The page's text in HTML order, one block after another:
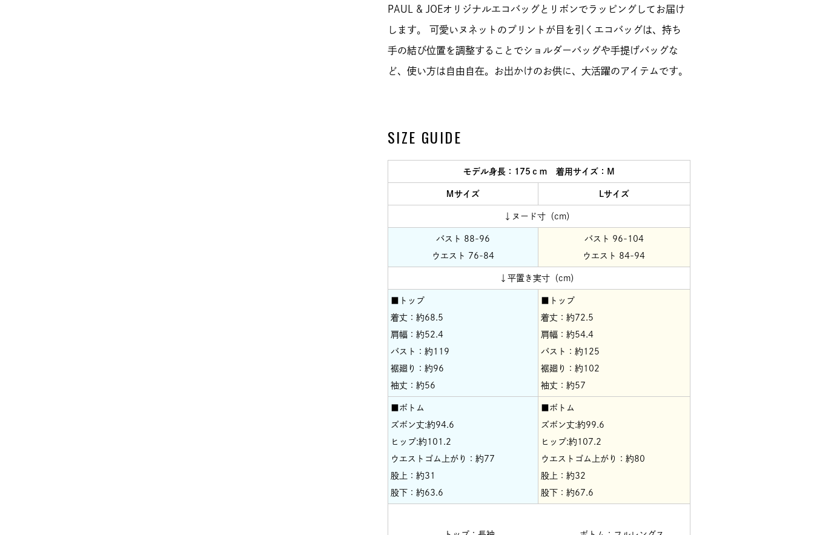
PAUL & JOEオリジナルエコバッグとリボンでラッピングしてお届け
します。 可愛いヌネットのプリントが目を引くエコバッグは、持ち
手の結び位置を調整することでショルダーバッグや手提げバッグな
ど、使い方は自由自在。お出かけのお供に、大活躍のアイテムです。
SIZE GUIDE
モデル身長：175ｃｍ 着用サイズ：M
Ｍサイズ Lサイズ
↓ヌード寸（cm）
バスト 88-96
ウエスト 76-84
バスト 96-104
ウエスト 84-94
↓平置き実寸（cm）
■トップ
着丈：約68.5
肩幅：約52.4
バスト：約119
裾廻り：約96
袖丈：約56
■トップ
着丈：約72.5
肩幅：約54.4
バスト：約125
裾廻り：約102
袖丈：約57
■ボトム
ズボン丈:約94.6
ヒップ:約101.2
ウエストゴム上がり：約77
股上：約31
股下：約63.6
■ボトム
ズボン丈:約99.6
ヒップ:約107.2
ウエストゴム上がり：約80
股上：約32
股下：約67.6